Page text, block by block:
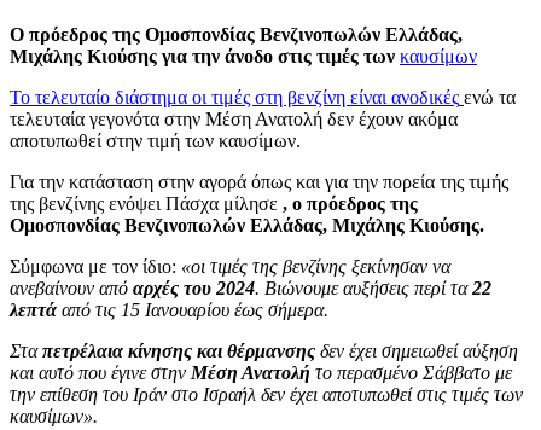
Ο πρόεδρος της Ομοσπονδίας Βενζινοπωλών Ελλάδας,
Μιχάλης Κιούσης για την άνοδο στις τιμές των καυσίμων
Το τελευταίο διάστημα οι τιμές στη βενζίνη είναι ανοδικές ενώ τα
τελευταία γεγονότα στην Μέση Ανατολή δεν έχουν ακόμα
αποτυπωθεί στην τιμή των καυσίμων.
Για την κατάσταση στην αγορά όπως και για την πορεία της τιμής
της βενζίνης ενόψει Πάσχα μίλησε , ο πρόεδρος της
Ομοσπονδίας Βενζινοπωλών Ελλάδας, Μιχάλης Κιούσης.
Σύμφωνα με τον ίδιο: «οι τιμές της βενζίνης ξεκίνησαν να
ανεβαίνουν από αρχές του 2024. Βιώνουμε αυξήσεις περί τα22
λεπτά από τις 15 Ιανουαρίου έως σήμερα.
Σταπετρέλαια κίνησης και θέρμανσης δεν έχει σημειωθεί αύξηση
και αυτό που έγινε στην Μέση Ανατολή το περασμένο Σάββατο με
την επίθεση του Ιράν στο Ισραήλ δεν έχει αποτυπωθεί στις τιμές των
καυσίμων».